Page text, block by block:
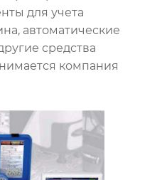
для учета
автоматические
средства
компания